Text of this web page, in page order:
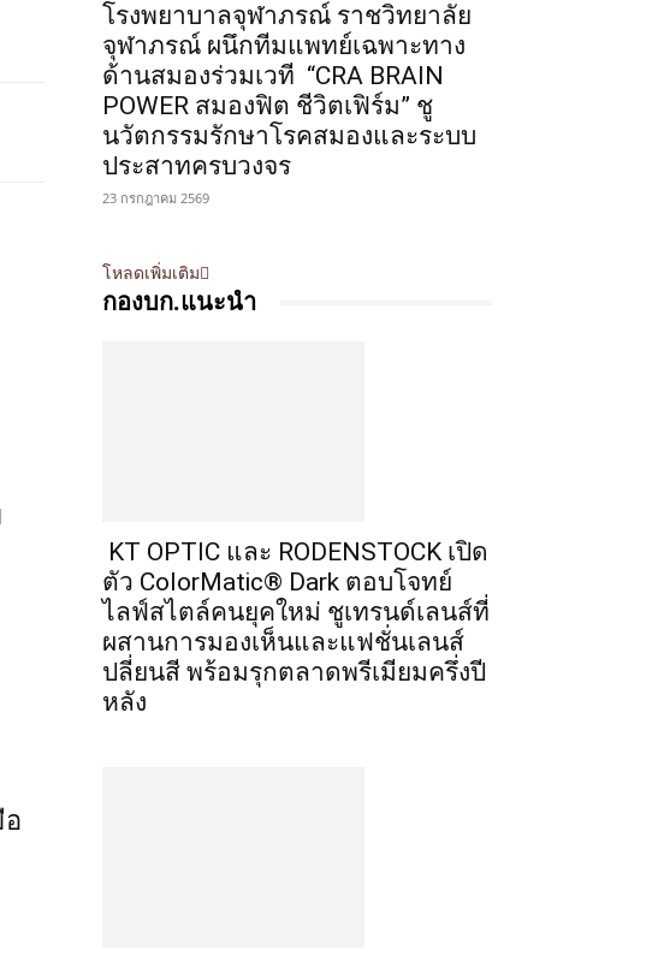
อ
โรงพยาบาลจุฬาภรณ์ ราชวิทยาลัย
จุฬาภรณ์ ผนึกทีมแพทย์เฉพาะทาง
ด้านสมองร่วมเวที “CRA BRAIN
POWER สมองฟิต ชีวิตเฟิร์ม” ชู
นวัตกรรมรักษาโรคสมองและระบบ
ประสาทครบวงจร
23 กรกฎาคม 2569
โหลดเพิ่มเติม
กองบก.แนะนำ
KT OPTIC และ RODENSTOCK เปิด
ตัว ColorMatic® Dark ตอบโจทย์
ไลฟ์สไตล์คนยุคใหม่ ชูเทรนด์เลนส์ที่
ผสานการมองเห็นและแฟชั่นเลนส์
ปลี่ยนสี พร้อมรุกตลาดพรีเมียมครึ่งปี
หลัง